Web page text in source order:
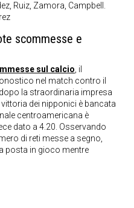
Ruiz, Zamora, Campbell.
scommesse e
sul calcio, il
nel match contro il
la straordinaria impresa
dei nipponici è bancata
centroamericana è
dato a 4.20. Osservando
di reti messe a segno,
posta in gioco mentre